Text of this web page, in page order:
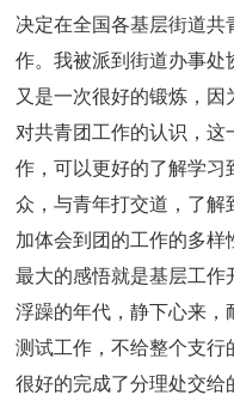
决定在全国各基层街道共
作。我被派到街道办事
又是一次很好的锻炼，
对共青团工作的认识，这
作，可以更好的了解学
众，与青年打交道，了解
加体会到团的工作的多
最大的感悟就是基层工
浮躁的年代，静下心来，
测试工作，不给整个支
很好的完成了分理处交给